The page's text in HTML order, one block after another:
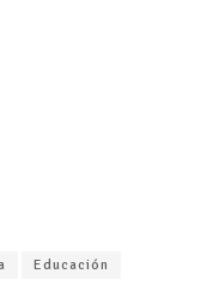
Educación